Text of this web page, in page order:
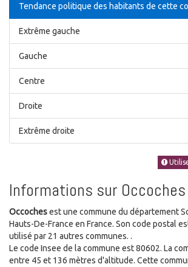
Tendance politique des habitants de cette
Extrême gauche
Gauche
Centre
Droite
Extrême droite
Informations sur
Occochesest une commune du département
Hauts-De-France en France. Son code postal
utilisé par 21 autres communes. .
Le code Insee de la commune est 80602. La
entre 45 et 136 mètres d'altitude. Cette